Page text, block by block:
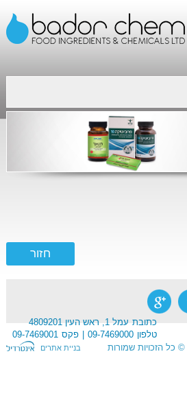
כתובת עמל 1, ראש העין 4809201
טלפון 09-7469000 פקס 09-7469001
© כל הזכויות שמורות בניית אתרים